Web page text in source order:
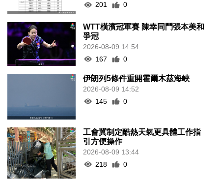
201
0
WTT橫濱冠軍賽 陳幸同鬥張本美和
爭冠
2026-08-09 14:54
167
0
伊朗列5條件重開霍爾木茲海峽
2026-08-09 14:52
145
0
工會冀制定酷熱天氣更具體工作指
引方便操作
2026-08-09 13:44
218
0